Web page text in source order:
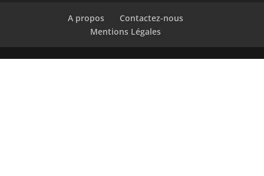
A propos
Contactez-nous
Mentions Légales